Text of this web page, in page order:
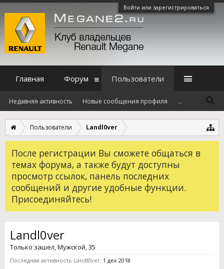
Войти или зарегистрироваться
Пользователи Landl0ver
После регистрации Вы сможете общаться в
темах форума, а также будут доступны
просмотр ссылок, панель последних
сообщений и другие удобные функции.
Присоединяйтесь!
Landl0ver
Только зашел, Мужской, 35
Последняя активность Landl0ver: 1 дек 2018
Главная Форум Пользователи
Недавняя активность Новые сообщения профиля ...